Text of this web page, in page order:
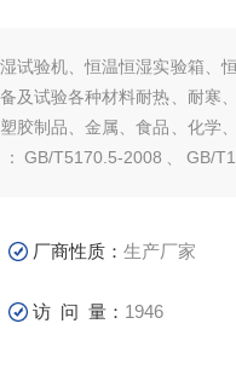
试验机、恒温恒湿实验箱、
及试验各种材料耐热、耐寒
胶制品、金属、食品、化学
T5170.5-2008、GB/
厂商性质： 生产厂家
访 问 量： 1946